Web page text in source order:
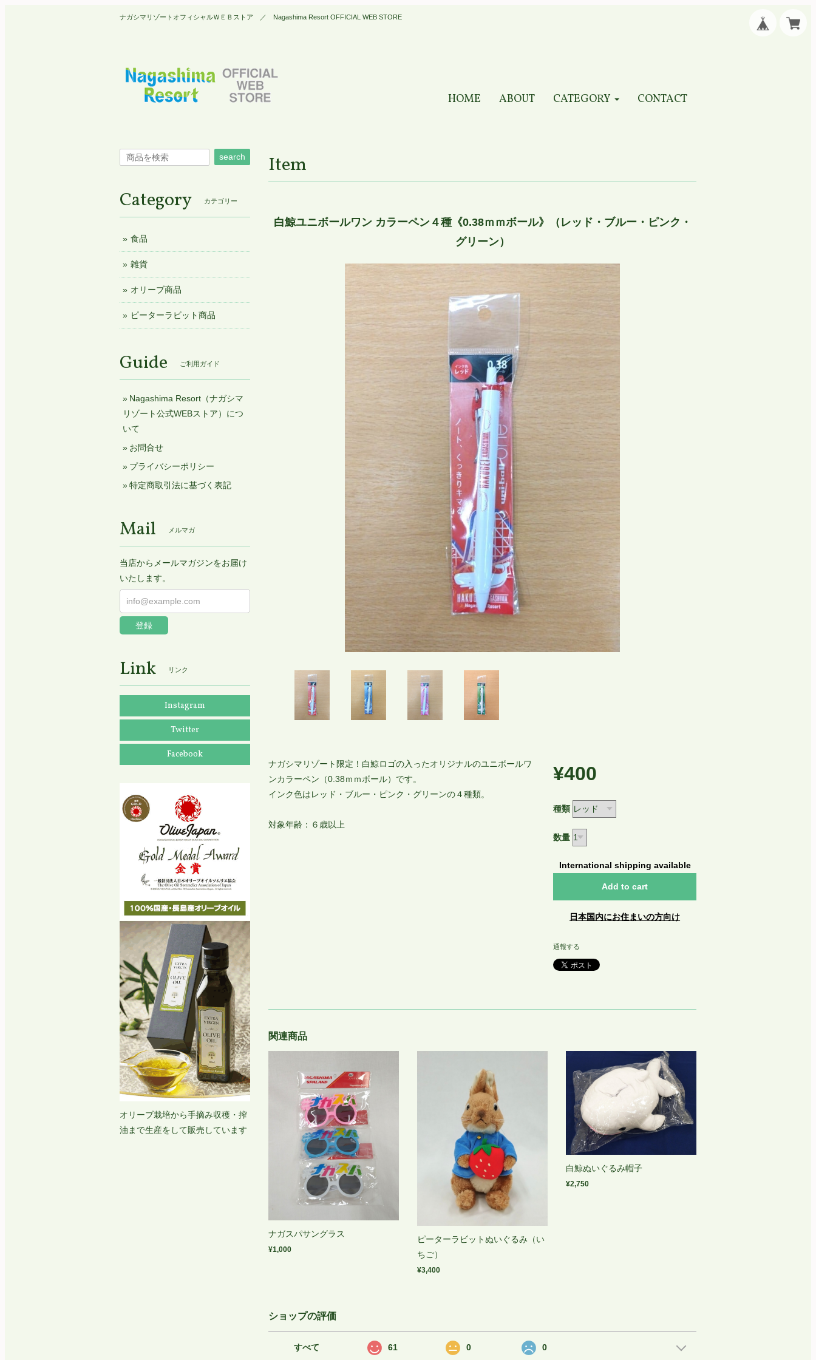
ナガシマリゾートオフィシャルＷＥＢストア ／ Nagashima Resort OFFICIAL WEB STORE
HOME ABOUT CATEGORY CONTACT
Item
白鯨ユニボールワン カラーペン４種《0.38ｍｍボール》（レッド・ブルー・ピンク・
グリーン）
ナガシマリゾート限定！白鯨ロゴの入ったオリジナルのユニボールワ
ンカラーペン（0.38ｍｍボール）です。
インク色はレッド・ブルー・ピンク・グリーンの４種類。
対象年齢：６歳以上
¥400
種類
数量
International shipping available
Add to cart
日本国内にお住まいの方向け
通報する
関連商品
ナガスパサングラス
¥1,000
ピーターラビットぬいぐるみ（い
ちご）
¥3,400
白鯨ぬいぐるみ帽子
¥2,750
ショップの評価
すべて 61 0 0
search
Category カテゴリー
食品
雑貨
オリーブ商品
ピーターラビット商品
Guide ご利用ガイド
Nagashima Resort（ナガシマ
リゾート公式WEBストア）につ
いて
お問合せ
プライバシーポリシー
特定商取引法に基づく表記
Mail メルマガ
当店からメールマガジンをお届け
いたします。
登録
Link リンク
Instagram
Twitter
Facebook
オリーブ栽培から手摘み収穫・搾
油まで生産をして販売しています